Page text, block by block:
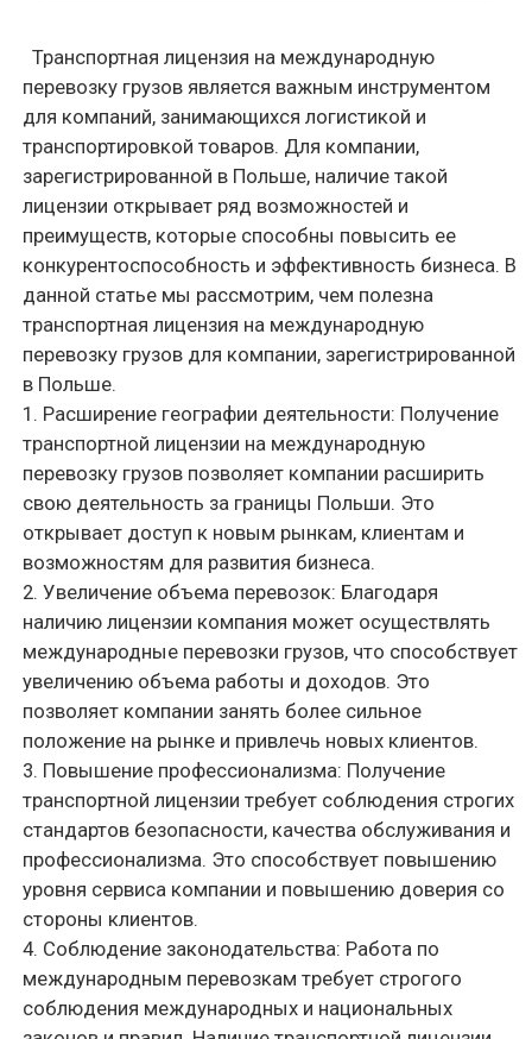
уровня сервиса компании и повышению доверия со
стороны клиентов.
4. Соблюдение законодательства: Работа по
международным перевозкам требует строгого
соблюдения международных и национальных
законов и правил. Наличие транспортной лицензии
гарантирует, что компания работает в соответствии
с законодательством, что позволяет избежать
штрафов и проблем с контролирующими органами.
5. Улучшение репутации: Для многих клиентов важно,
чтобы компания, с которой они сотрудничают, имела
все необходимые лицензии и разрешения. Наличие
транспортной лицензии на международные
перевозки грузов улучшает репутацию компании и
повышает ее доверие у партнеров и клиентов.
В целом, транспортная лицензия на международную
перевозку грузов предоставляет компании
множество преимуществ, способствующих
расширению бизнеса, повышению
профессионализма и улучшению репутации. Для
компании, зарегистрированной в Польше, наличие
такой лицензии может стать ключевым фактором
для успешного развития и конкурентного
преимущества на рынке перевозок
Время работы:
Расположение:
пн–пт: 9:00–17:00
04–041 Warszawa, ul. Ostrobramska 101, lok. 204